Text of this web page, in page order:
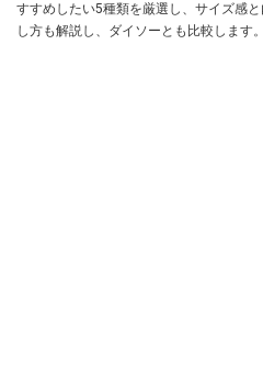
すすめしたい5種類を厳選し、サイズ感
し方も解説し、ダイソーとも比較します。